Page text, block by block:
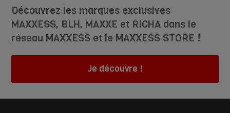
Découvrez les marques exclusives
MAXXESS, BLH, MAXXE et RICHA dans le
réseau MAXXESS et le MAXXESS STORE !
Je découvre !